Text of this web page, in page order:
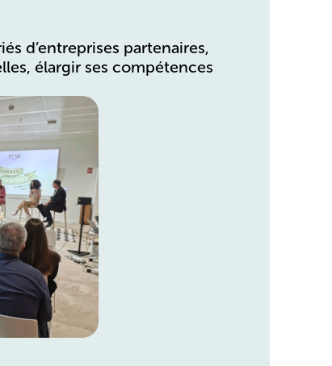
d’entreprises partenaires,
élargir ses compétences